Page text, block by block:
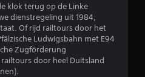
klok terug op de Linke
dienstregeling uit 1984,
Of rijd railtours door het
Ludwigsbahn met E94
Zugförderung
door heel Duitsland